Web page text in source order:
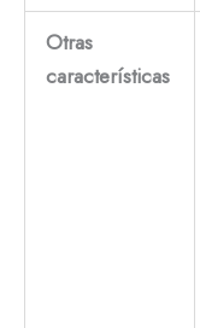
Otras
características